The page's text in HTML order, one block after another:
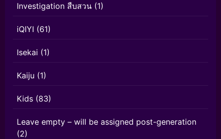
Investigation สืบสวน (1)
iQIYI (61)
Isekai (1)
Kaiju (1)
Kids (83)
Leave empty – will be assigned post-generation
(2)